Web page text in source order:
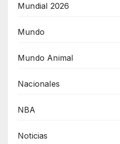
Mundial 2026
Mundo
Mundo Animal
Nacionales
NBA
Noticias